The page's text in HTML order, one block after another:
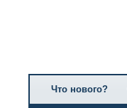
Что нового?